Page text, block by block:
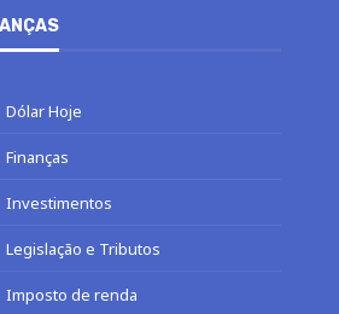
Dólar Hoje
Finanças
Investimentos
Legislação e Tributos
Imposto de renda